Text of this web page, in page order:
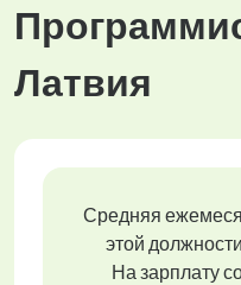
Латвия
Средняя
этой
На зарплату